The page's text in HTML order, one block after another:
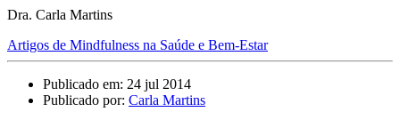
Dra. Carla Martins
Artigos de Mindfulness na Saúde e Bem-Estar
Publicado em: 24 jul 2014
Publicado por: Carla Martins